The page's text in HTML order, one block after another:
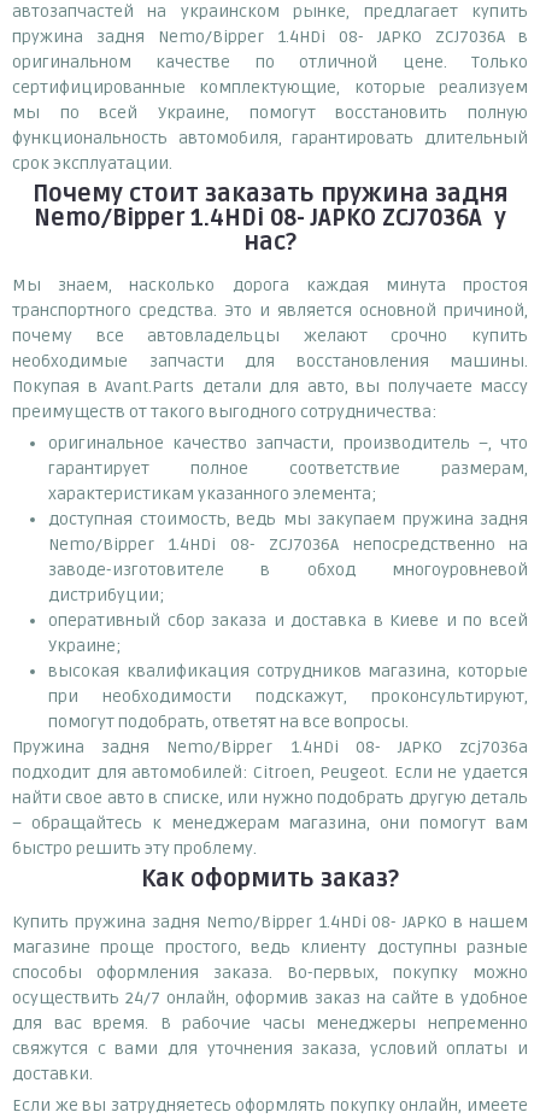
автозапчастей на украинском рынке, предлагает купить
пружина задня Nemo/Bipper 1.4HDi 08- JAPKO ZCJ7036A в
оригинальном качестве по отличной цене. Только
сертифицированные комплектующие, которые реализуем
мы по всей Украине, помогут восстановить полную
функциональность автомобиля, гарантировать длительный
срок эксплуатации.
Почему стоит заказать пружина задня
Nemo/Bipper 1.4HDi 08- JAPKO ZCJ7036A у
нас?
Мы знаем, насколько дорога каждая минута простоя
транспортного средства. Это и является основной причиной,
почему все автовладельцы желают срочно купить
необходимые запчасти для восстановления машины.
Покупая в Avant.Parts детали для авто, вы получаете массу
преимуществ от такого выгодного сотрудничества:
оригинальное качество запчасти, производитель –, что
гарантирует полное соответствие размерам,
характеристикам указанного элемента;
доступная стоимость, ведь мы закупаем пружина задня
Nemo/Bipper 1.4HDi 08- ZCJ7036A непосредственно на
заводе-изготовителе в обход многоуровневой
дистрибуции;
оперативный сбор заказа и доставка в Киеве и по всей
Украине;
высокая квалификация сотрудников магазина, которые
при необходимости подскажут, проконсультируют,
помогут подобрать, ответят на все вопросы.
Пружина задня Nemo/Bipper 1.4HDi 08- JAPKO zcj7036a
подходит для автомобилей: Citroen, Peugeot. Если не удается
найти свое авто в списке, или нужно подобрать другую деталь
– обращайтесь к менеджерам магазина, они помогут вам
быстро решить эту проблему.
Как оформить заказ?
Купить пружина задня Nemo/Bipper 1.4HDi 08- JAPKO в нашем
магазине проще простого, ведь клиенту доступны разные
способы оформления заказа. Во-первых, покупку можно
осуществить 24/7 онлайн, оформив заказ на сайте в удобное
для вас время. В рабочие часы менеджеры непременно
свяжутся с вами для уточнения заказа, условий оплаты и
доставки.
Если же вы затрудняетесь оформлять покупку онлайн, имеете